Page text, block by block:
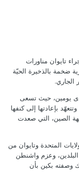
تايوان مناورات
ضخمة بالذخيرة الحيّة
يومين، حيث تسعى
بإعادتها إلى كنفها
الصين، التي صعدت
المتحدة وتايوان من
وعزم واشنطن
في تحرّك وصفته بكين بأن